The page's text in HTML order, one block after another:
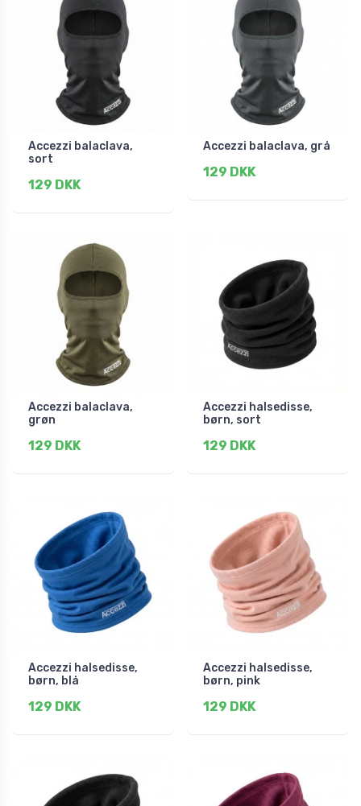
Accezzi balaclava,
sort
129 DKK
Accezzi balaclava, grå
129 DKK
Accezzi balaclava,
grøn
129 DKK
Accezzi halsedisse,
børn, sort
129 DKK
Accezzi halsedisse,
børn, blå
129 DKK
Accezzi halsedisse,
børn, pink
129 DKK